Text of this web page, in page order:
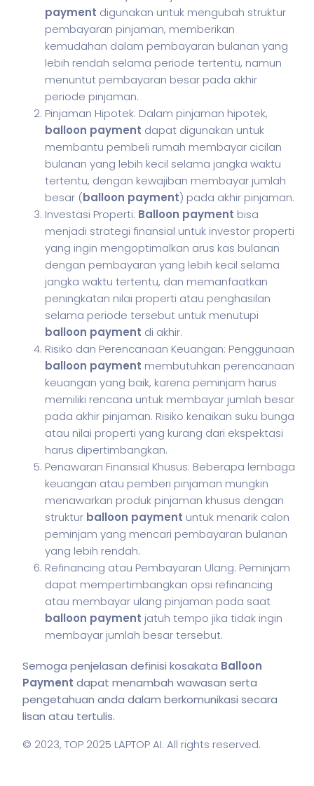
payment digunakan untuk mengubah struktur
pembayaran pinjaman, memberikan
kemudahan dalam pembayaran bulanan yang
lebih rendah selama periode tertentu, namun
menuntut pembayaran besar pada akhir
periode pinjaman.
Pinjaman Hipotek: Dalam pinjaman hipotek,
balloon payment dapat digunakan untuk
membantu pembeli rumah membayar cicilan
bulanan yang lebih kecil selama jangka waktu
tertentu, dengan kewajiban membayar jumlah
besar (balloon payment) pada akhir pinjaman.
Investasi Properti: Balloon payment bisa
menjadi strategi finansial untuk investor properti
yang ingin mengoptimalkan arus kas bulanan
dengan pembayaran yang lebih kecil selama
jangka waktu tertentu, dan memanfaatkan
peningkatan nilai properti atau penghasilan
selama periode tersebut untuk menutupi
balloon payment di akhir.
Risiko dan Perencanaan Keuangan: Penggunaan
balloon payment membutuhkan perencanaan
keuangan yang baik, karena peminjam harus
memiliki rencana untuk membayar jumlah besar
pada akhir pinjaman. Risiko kenaikan suku bunga
atau nilai properti yang kurang dari ekspektasi
harus dipertimbangkan.
Penawaran Finansial Khusus: Beberapa lembaga
keuangan atau pemberi pinjaman mungkin
menawarkan produk pinjaman khusus dengan
struktur balloon payment untuk menarik calon
peminjam yang mencari pembayaran bulanan
yang lebih rendah.
Refinancing atau Pembayaran Ulang: Peminjam
dapat mempertimbangkan opsi refinancing
atau membayar ulang pinjaman pada saat
balloon payment jatuh tempo jika tidak ingin
membayar jumlah besar tersebut.
Semoga penjelasan definisi kosakata Balloon
Payment dapat menambah wawasan serta
pengetahuan anda dalam berkomunikasi secara
lisan atau tertulis.
© 2023, TOP 2025 LAPTOP AI. All rights reserved.